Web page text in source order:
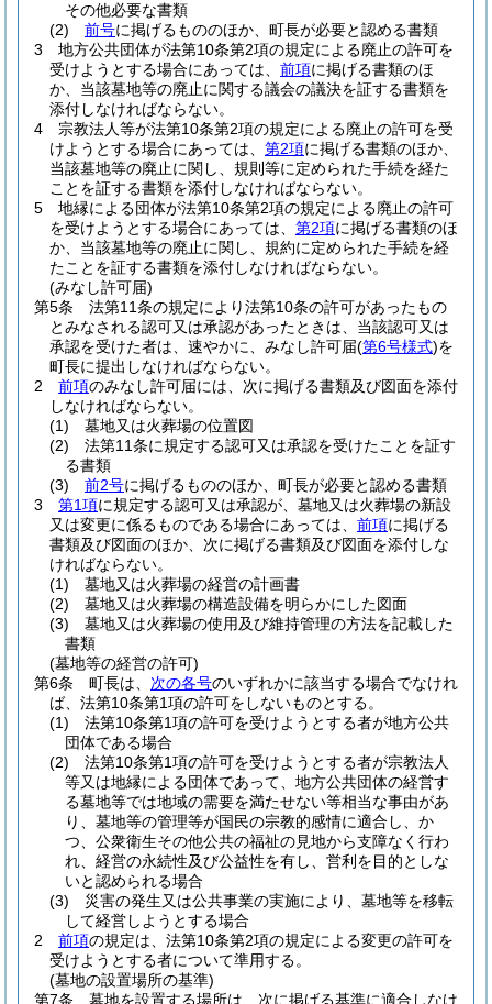
その他必要な書類
(2)
前号に掲げるもののほか、町長が必要と認める書類
3
地方公共団体が法第10条第2項の規定による廃止の許可を
受けようとする場合にあっては、 前項に掲げる書類のほ
か、当該墓地等の廃止に関する議会の議決を証する書類を
添付しなければならない。
4
宗教法人等が法第10条第2項の規定による廃止の許可を受
けようとする場合にあっては、 第2項に掲げる書類のほか、
当該墓地等の廃止に関し、規則等に定められた手続を経た
ことを証する書類を添付しなければならない。
5
地縁による団体が法第10条第2項の規定による廃止の許可
を受けようとする場合にあっては、 第2項に掲げる書類のほ
か、当該墓地等の廃止に関し、規約に定められた手続を経
たことを証する書類を添付しなければならない。
(みなし許可届)
第5条
法第11条の規定により法第10条の許可があったもの
とみなされる認可又は承認があったときは、当該認可又は
承認を受けた者は、速やかに、みなし許可届(第6号様式)を
町長に提出しなければならない。
2
前項のみなし許可届には、次に掲げる書類及び図面を添付
しなければならない。
(1)
墓地又は火葬場の位置図
(2)
法第11条に規定する認可又は承認を受けたことを証す
る書類
(3)
前2号に掲げるもののほか、町長が必要と認める書類
3
第1項に規定する認可又は承認が、墓地又は火葬場の新設
又は変更に係るものである場合にあっては、 前項に掲げる
書類及び図面のほか、次に掲げる書類及び図面を添付しな
ければならない。
(1)
墓地又は火葬場の経営の計画書
(2)
墓地又は火葬場の構造設備を明らかにした図面
(3)
墓地又は火葬場の使用及び維持管理の方法を記載した
書類
(墓地等の経営の許可)
第6条
町長は、 次の各号のいずれかに該当する場合でなけれ
ば、法第10条第1項の許可をしないものとする。
(1)
法第10条第1項の許可を受けようとする者が地方公共
団体である場合
(2)
法第10条第1項の許可を受けようとする者が宗教法人
等又は地縁による団体であって、地方公共団体の経営す
る墓地等では地域の需要を満たせない等相当な事由があ
り、墓地等の管理等が国民の宗教的感情に適合し、か
つ、公衆衛生その他公共の福祉の見地から支障なく行わ
れ、経営の永続性及び公益性を有し、営利を目的としな
いと認められる場合
(3)
災害の発生又は公共事業の実施により、墓地等を移転
して経営しようとする場合
2
前項の規定は、法第10条第2項の規定による変更の許可を
受けようとする者について準用する。
(墓地の設置場所の基準)
第7条
墓地を設置する場所は、次に掲げる基準に適合しなけ